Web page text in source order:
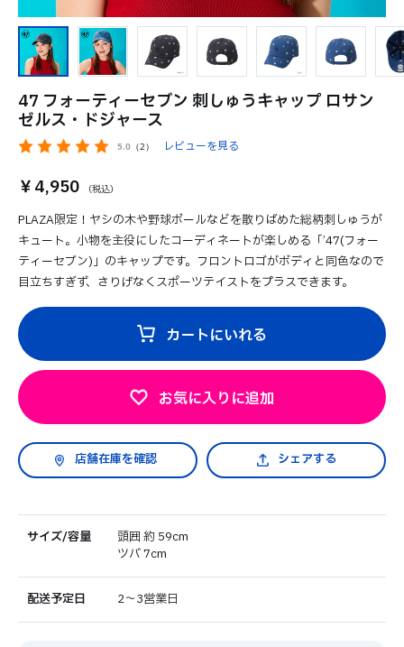
47 フォーティーセブン 刺しゅうキャップ ロサン
ゼルス・ドジャース
5.0 （2） レビューを見る
￥4,950
PLAZA限定！ヤシの木や野球ボールなどを散りばめた総柄刺しゅうが
キュート。小物を主役にしたコーディネートが楽しめる「’47(フォー
ティーセブン)」のキャップです。フロントロゴがボディと同色なので
目立ちすぎず、さりげなくスポーツテイストをプラスできます。
カートにいれる
お気に入りに追加
シェアする
サイズ/容量
頭囲 約 59cm
ツバ 7cm
配送予定日 2～3営業日